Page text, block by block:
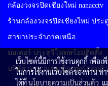
กล้องวงจรปิดเชียงใหม่ nanacctv
ร้านกล้องวงจรปิดเชียงใหม่ ประ
สาขาประจำภาคเหนือ
มอเตอร์ ประตูรีโมทพร้อมติดตั้ง
บริษัท นานาแซท อินเตอร์คอมมิ
เว็บไซต์นี้มีการใช้งานคุกกี้ เพื่
ในการใช้งานเว็บไซต์ของท่าน ท่
ได้ที่นโยบายความเป็นส่วนตัว แ